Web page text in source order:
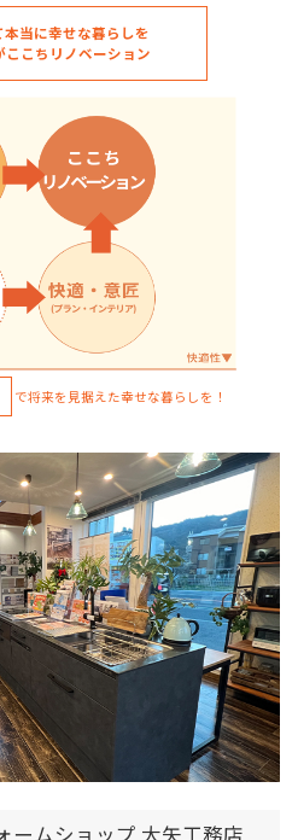
本当に幸せな暮らしを
ここちリノベーション
で将来を見据えた幸せな暮らしを！
ームショップ 大矢工務店